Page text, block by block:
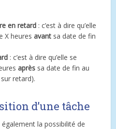
en retard : c’est à dire qu’elle
X heuresavant sa date de fin
: c’est à dire qu’elle se
après sa date de fin au
retard).
d’une tâche
la possibilité de